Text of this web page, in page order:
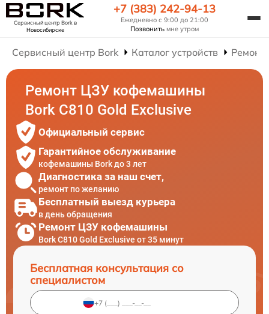
Сервисный центр Borkв
Новосибирске
+7 (383) 242-94-13
Ежедневно с 9:00 до 21:00
Позвонить мне утром
Сервисный центр Bork Каталог устройств
Ремонт ЦЗУ кофемашины
Bork C810 Gold Exclusive
Официальный сервис
Гарантийное обслуживание
кофемашины Bork до 3 лет
Диагностика за наш счет,
ремонт по желанию
Бесплатный выезд курьера
в день обращения
Ремонт ЦЗУ кофемашины
Bork C810 Gold Exclusive от 35 минут
Бесплатная консультация со
специалистом